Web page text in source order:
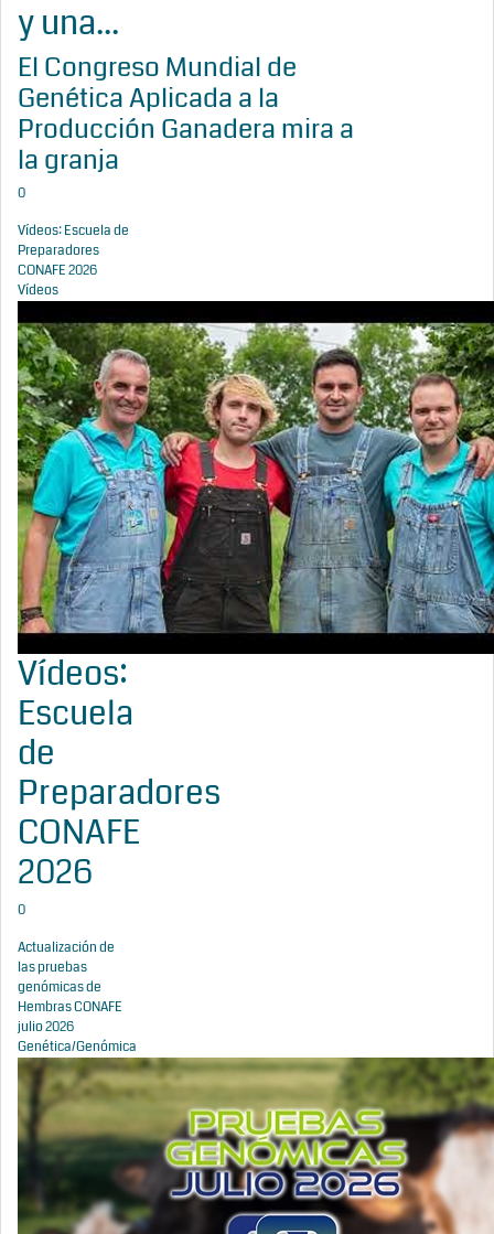
y una...
El Congreso Mundial de
Genética Aplicada a la
Producción Ganadera mira a
la granja
0
Vídeos: Escuela de
Preparadores
CONAFE 2026
Vídeos
Vídeos:
Escuela
de
Preparadores
CONAFE
2026
0
Actualización de
las pruebas
genómicas de
Hembras CONAFE
julio 2026
Genética/Genómica